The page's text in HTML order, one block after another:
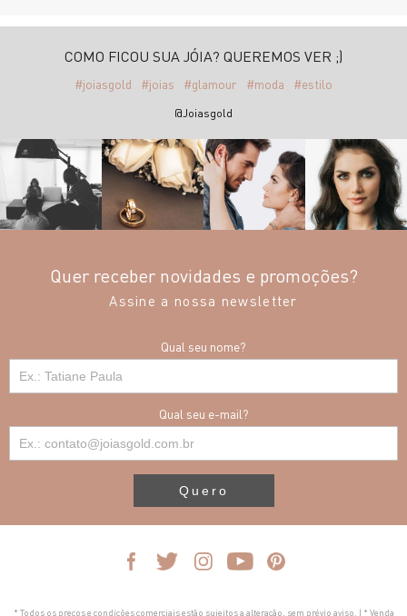
COMO FICOU SUA JÓIA? QUEREMOS VER ;)
#joiasgold #joias #glamour #moda #estilo
@Joiasgold
Quer receber novidades e promoções?
Assine a nossa newsletter
Qual seu nome?
Qual seu e-mail?
Quero
* Todos os preços e condições comerciais estão sujeitos a alteração, sem prévio aviso. | * Venda